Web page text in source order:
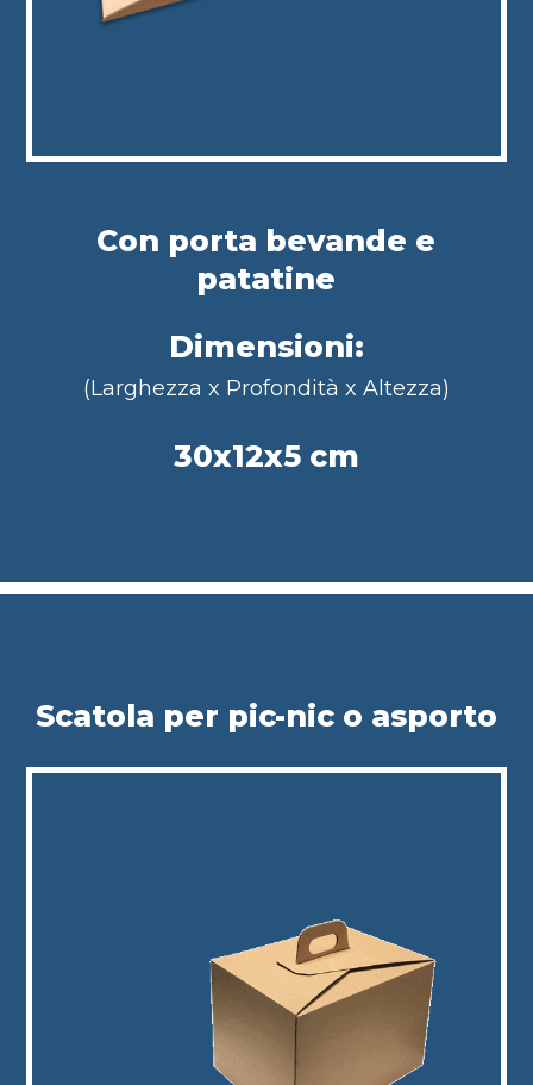
Con porta bevande e
patatine
Dimensioni:
(Larghezza x Profondità x Altezza)
30x12x5 cm
Scatola per pic-nic o asporto